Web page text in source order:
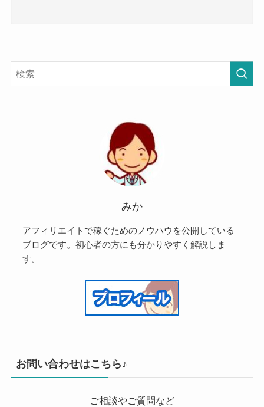
みか
アフィリエイトで稼ぐためのノウハウを公開している
ブログです。初心者の方にも分かりやすく解説しま
す。
お問い合わせはこちら♪
ご相談やご質問など